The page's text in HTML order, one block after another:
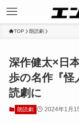
TOP 朗読劇
深作健太×日
歩の名作『怪
読劇に
朗読劇 2024年1月